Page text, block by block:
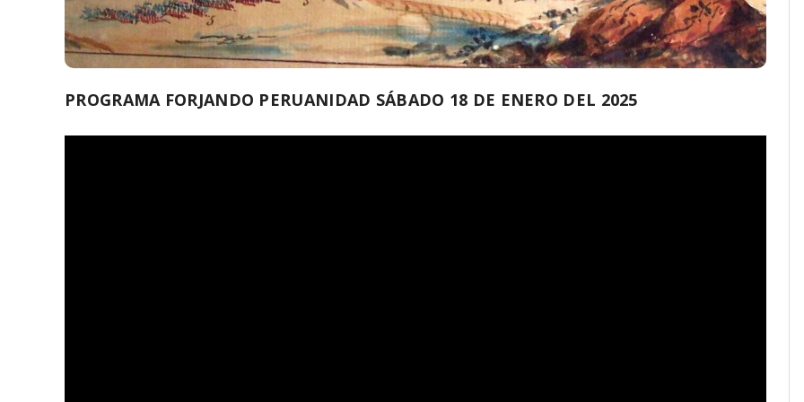
PROGRAMA FORJANDO PERUANIDAD SÁBADO 18 DE ENERO DEL 2025